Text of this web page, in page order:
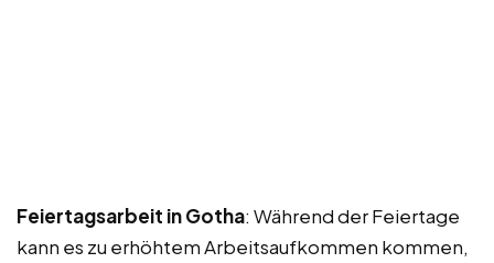
Feiertagsarbeit in Gotha: Während der Feiertage
kann es zu erhöhtem Arbeitsaufkommen kommen,